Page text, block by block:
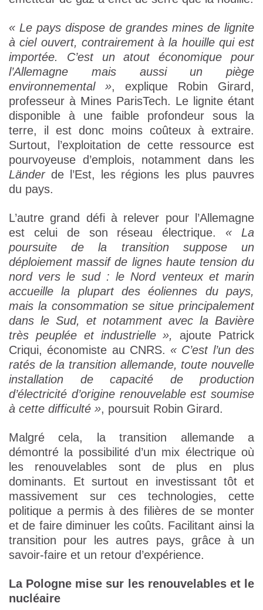
« Le pays dispose de grandes mines de lignite
à ciel ouvert, contrairement à la houille qui est
importée. C’est un atout économique pour
l’Allemagne mais aussi un piège
environnemental », explique Robin Girard,
professeur à Mines ParisTech. Le lignite étant
disponible à une faible profondeur sous la
terre, il est donc moins coûteux à extraire.
Surtout, l’exploitation de cette ressource est
pourvoyeuse d’emplois, notamment dans les
Länderde l’Est, les régions les plus pauvres
du pays.
L’autre grand défi à relever pour l’Allemagne
est celui de son réseau électrique. « La
poursuite de la transition suppose un
déploiement massif de lignes haute tension du
nord vers le sud : le Nord venteux et marin
accueille la plupart des éoliennes du pays,
mais la consommation se situe principalement
dans le Sud, et notamment avec la Bavière
très peuplée et industrielle »,
ajoute Patrick
Criqui, économiste au CNRS. « C’est l’un des
ratés de la transition allemande, toute nouvelle
installation de capacité de production
d’électricité d’origine renouvelable est soumise
à cette difficulté », poursuit Robin Girard.
Malgré cela, la transition allemande a
démontré la possibilité d’un mix électrique où
les renouvelables sont de plus en plus
dominants. Et surtout en investissant tôt et
massivement sur ces technologies, cette
politique a permis à des filières de se monter
et de faire diminuer les coûts. Facilitant ainsi la
transition pour les autres pays, grâce à un
savoir-faire et un retour d’expérience.
La Pologne mise sur les renouvelables et le
nucléaire